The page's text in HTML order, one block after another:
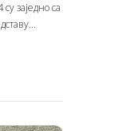
заједно са